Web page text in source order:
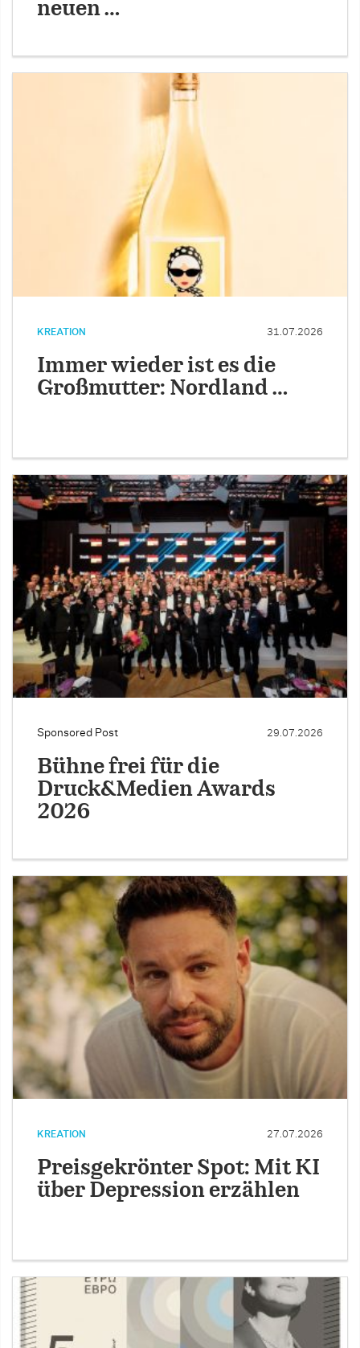
neuen …
KREATION 31.07.2026
Immer wieder ist es die
Großmutter: Nordland …
Sponsored Post 29.07.2026
Bühne frei für die
Druck&Medien Awards
2026
KREATION 27.07.2026
Preisgekrönter Spot: Mit KI
über Depression erzählen